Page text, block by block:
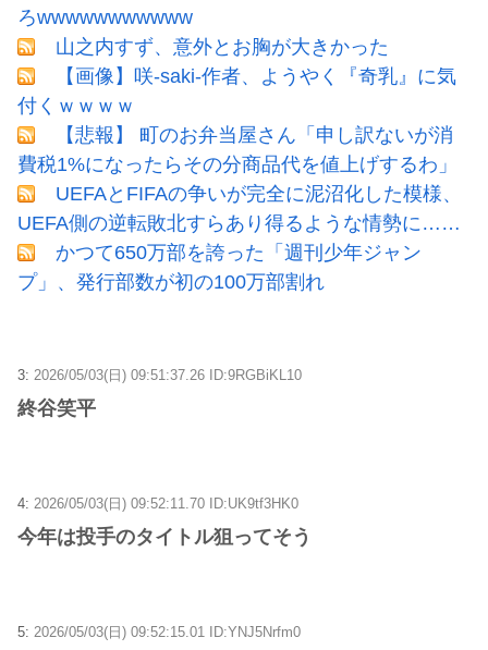
ろwwwwwwwwwww
山之内すず、意外とお胸が大きかった
【画像】咲-saki-作者、ようやく『奇乳』に気
付くｗｗｗｗ
【悲報】 町のお弁当屋さん「申し訳ないが消
費税1%になったらその分商品代を値上げするわ」
UEFAとFIFAの争いが完全に泥沼化した模様、
UEFA側の逆転敗北すらあり得るような情勢に……
かつて650万部を誇った「週刊少年ジャン
プ」、発行部数が初の100万部割れ
3: 2026/05/03(日) 09:51:37.26 ID:9RGBiKL10
終谷笑平
4: 2026/05/03(日) 09:52:11.70 ID:UK9tf3HK0
今年は投手のタイトル狙ってそう
5: 2026/05/03(日) 09:52:15.01 ID:YNJ5Nrfm0